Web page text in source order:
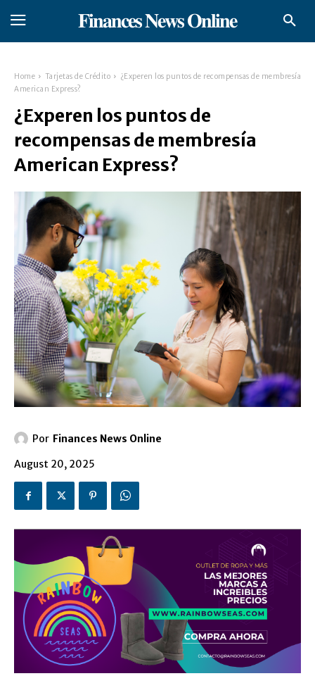
𝐅𝐢𝐧𝐚𝐧𝐜𝐞𝐬 𝐍𝐞𝐰𝐬 𝐎𝐧𝐥𝐢𝐧𝐞
Home Tarjetas de Crédito
¿Experen los puntos de recompensas de membresía
American Express?
¿Experen los puntos de
recompensas de membresía
American Express?
Por Finances News Online
August 20, 2025